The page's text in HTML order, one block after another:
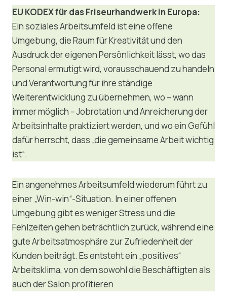
EU KODEX für das Friseurhandwerk in Europa:
Ein soziales Arbeitsumfeld ist eine offene
Umgebung, die Raum für Kreativität und den
Ausdruck der eigenen Persönlichkeit lässt, wo das
Personal ermutigt wird, vorausschauend zu handeln
und Verantwortung für ihre ständige
Weiterentwicklung zu übernehmen, wo – wann
immer möglich – Jobrotation und Anreicherung der
Arbeitsinhalte praktiziert werden, und wo ein Gefühl
dafür herrscht, dass „die gemeinsame Arbeit wichtig
ist“.
Ein angenehmes Arbeitsumfeld wiederum führt zu
einer „Win-win“-Situation. In einer offenen
Umgebung gibt es weniger Stress und die
Fehlzeiten gehen beträchtlich zurück, während eine
gute Arbeitsatmosphäre zur Zufriedenheit der
Kunden beiträgt. Es entsteht ein „positives“
Arbeitsklima, von dem sowohl die Beschäftigten als
auch der Salon profitieren